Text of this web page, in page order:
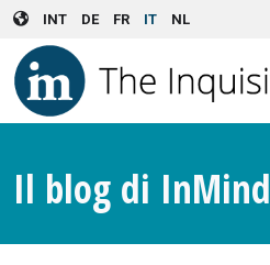
Skip to main content
INT DE FR IT NL
Il blog di InMind